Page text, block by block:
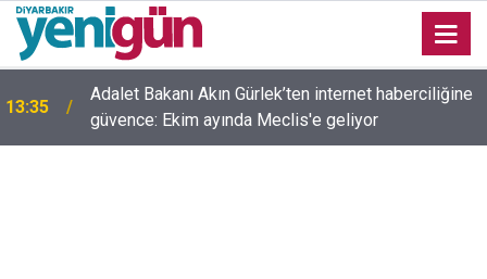
13:35
Adalet Bakanı Akın Gürlek’ten internet haberciliğine
güvence: Ekim ayında Meclis'e geliyor